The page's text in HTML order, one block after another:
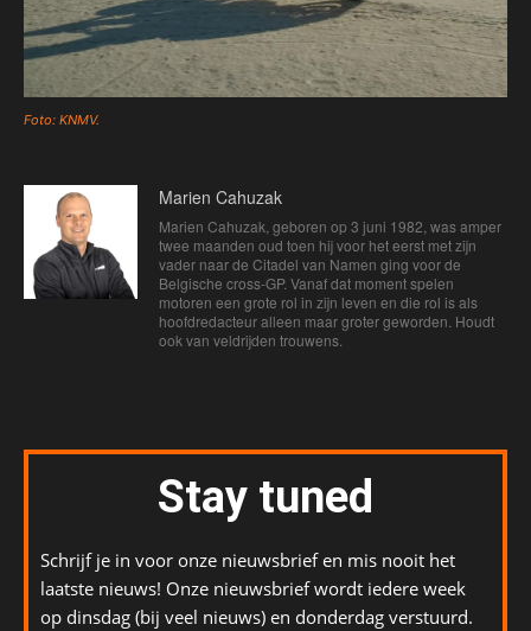
Foto: KNMV.
Marien Cahuzak
Marien Cahuzak, geboren op 3 juni 1982, was amper
twee maanden oud toen hij voor het eerst met zijn
vader naar de Citadel van Namen ging voor de
Belgische cross-GP. Vanaf dat moment spelen
motoren een grote rol in zijn leven en die rol is als
hoofdredacteur alleen maar groter geworden. Houdt
ook van veldrijden trouwens.
Stay tuned
Schrijf je in voor onze nieuwsbrief en mis nooit het
laatste nieuws! Onze nieuwsbrief wordt iedere week
op dinsdag (bij veel nieuws) en donderdag verstuurd.